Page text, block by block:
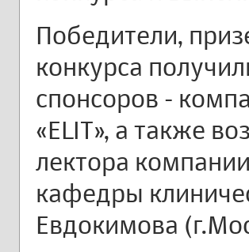
Победители,
конкурса
спонсоров -
«ЕLIT», а также
лектора
кафедры
Евдокимова